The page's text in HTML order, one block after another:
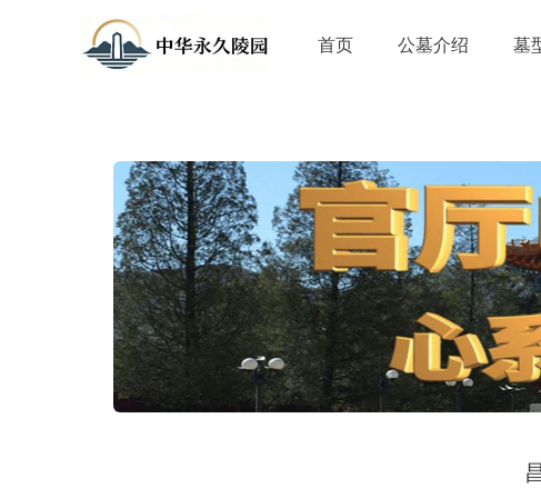
首页 公墓介绍 墓